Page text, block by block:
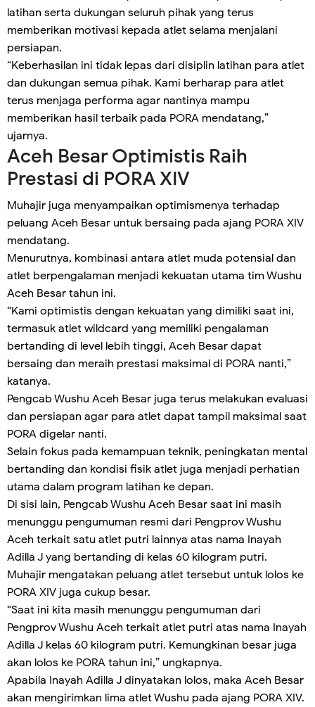
latihan serta dukungan seluruh pihak yang terus
memberikan motivasi kepada atlet selama menjalani
persiapan.
“Keberhasilan ini tidak lepas dari disiplin latihan para atlet
dan dukungan semua pihak. Kami berharap para atlet
terus menjaga performa agar nantinya mampu
memberikan hasil terbaik pada PORA mendatang,”
ujarnya.
Aceh Besar Optimistis Raih
Prestasi di PORA XIV
Muhajir juga menyampaikan optimismenya terhadap
peluang Aceh Besar untuk bersaing pada ajang PORA XIV
mendatang.
Menurutnya, kombinasi antara atlet muda potensial dan
atlet berpengalaman menjadi kekuatan utama tim Wushu
Aceh Besar tahun ini.
“Kami optimistis dengan kekuatan yang dimiliki saat ini,
termasuk atlet wildcard yang memiliki pengalaman
bertanding di level lebih tinggi, Aceh Besar dapat
bersaing dan meraih prestasi maksimal di PORA nanti,”
katanya.
Pengcab Wushu Aceh Besar juga terus melakukan evaluasi
dan persiapan agar para atlet dapat tampil maksimal saat
PORA digelar nanti.
Selain fokus pada kemampuan teknik, peningkatan mental
bertanding dan kondisi fisik atlet juga menjadi perhatian
utama dalam program latihan ke depan.
Di sisi lain, Pengcab Wushu Aceh Besar saat ini masih
menunggu pengumuman resmi dari Pengprov Wushu
Aceh terkait satu atlet putri lainnya atas nama Inayah
Adilla J yang bertanding di kelas 60 kilogram putri.
Muhajir mengatakan peluang atlet tersebut untuk lolos ke
PORA XIV juga cukup besar.
“Saat ini kita masih menunggu pengumuman dari
Pengprov Wushu Aceh terkait atlet putri atas nama Inayah
Adilla J kelas 60 kilogram putri. Kemungkinan besar juga
akan lolos ke PORA tahun ini,” ungkapnya.
Apabila Inayah Adilla J dinyatakan lolos, maka Aceh Besar
akan mengirimkan lima atlet Wushu pada ajang PORA XIV.